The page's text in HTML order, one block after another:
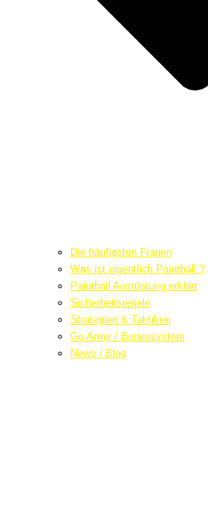
Die häufigsten Fragen
Was ist eigentlich Paintball ?
Paintball Ausrüstung erklärt
Sicherheitsregeln
Strategien & Taktiken
Go Army / Bonussystem
News / Blog